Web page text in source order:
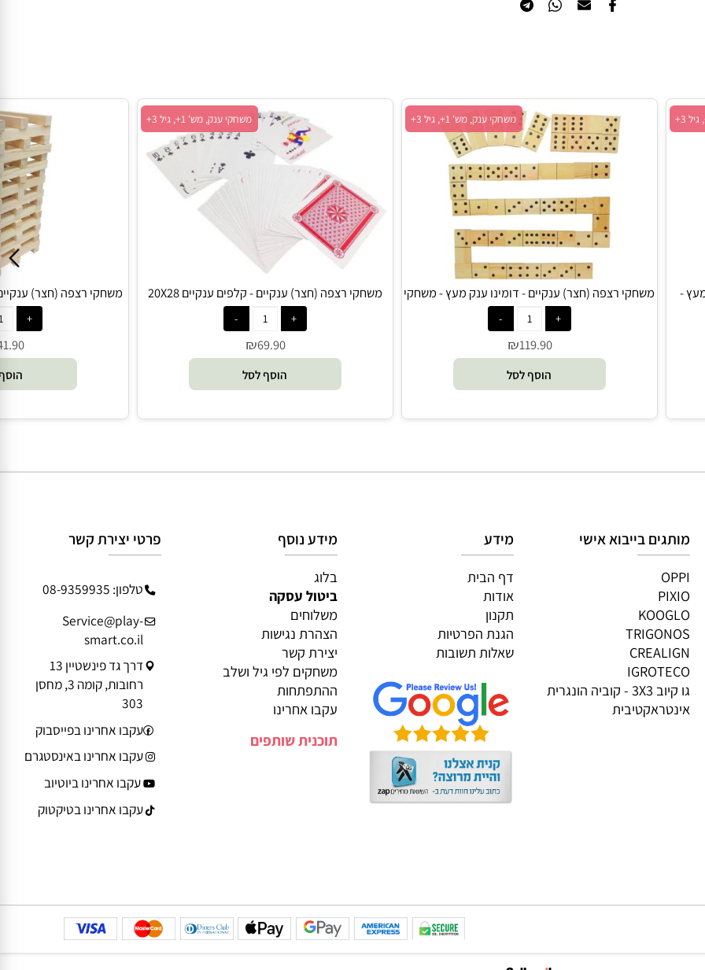
הוסף לרשימת המשאלות
משחקי רצפה (חצר)
מעץ -
משחקי ענק, מש' 1+, גיל 3+
ס"מ - משחקי ענק
₪69.90
הוסף לסל
משחקי ענק, מש' 1+, גיל 3+
משחקי רצפה (חצר) ענקיים - דומינו ענק מעץ - משחקי
ענק
₪119.90
הוסף לסל
בייבוא אישי מידע
דף הבית
אודות
הגנת הפרטיות
שאלות תשובות
מידע נוסף
בלוג
ביטול עסקה
משלוחים
הצהרת נגישות
יצירת קשר
ההתפתחות
פרטי יצירת קשר
טלפון: 08-9359935
Service@play-
smart.co.il
דרך גד פינשטיין 13
303
עקבו אחרינו בפייסבוק
עקבו אחרינו באינסטגרם